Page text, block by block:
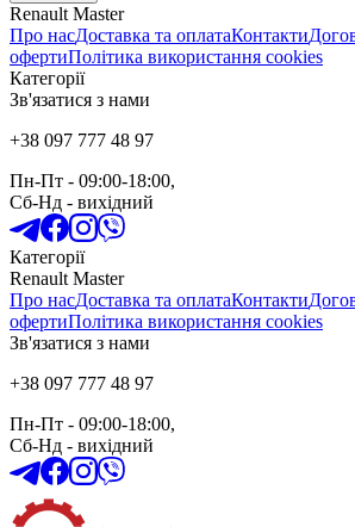
Renault Master
Про насДоставка та оплатаКонтакти
офертиПолітика використання cookies
Категорії
Зв'язатися з нами
+38 097 777 48 97
Пн-Пт - 09:00-18:00,
Сб-Нд - вихідний
Категорії
Renault Master
Про насДоставка та оплатаКонтакти
офертиПолітика використання cookies
Зв'язатися з нами
+38 097 777 48 97
Пн-Пт - 09:00-18:00,
Сб-Нд - вихідний